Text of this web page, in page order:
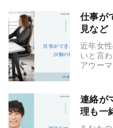
仕事が
見など
近年女
いと言
アウー
連絡が
理も一